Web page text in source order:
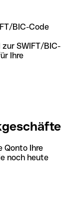
BIC-Code
SWIFT/BIC-
Ihre
Qonto Ihre
noch heute